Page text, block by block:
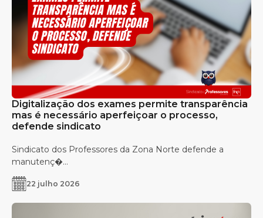
Digitalização dos exames permite transparência
mas é necessário aperfeiçoar o processo,
defende sindicato
Sindicato dos Professores da Zona Norte defende a
manutenç�...
22 julho 2026